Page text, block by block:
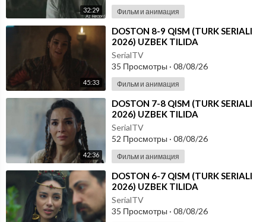
32:29 Фильм и анимация
45:33
⁣DOSTON 8-9 QISM (TURK SERIALI
2026) UZBEK TILIDA
SerialTV
35 Просмотры · 08/08/26
Фильм и анимация
42:36
⁣DOSTON 7-8 QISM (TURK SERIALI
2026) UZBEK TILIDA
SerialTV
52 Просмотры · 08/08/26
Фильм и анимация
⁣DOSTON 6-7 QISM (TURK SERIALI
2026) UZBEK TILIDA
SerialTV
35 Просмотры · 08/08/26